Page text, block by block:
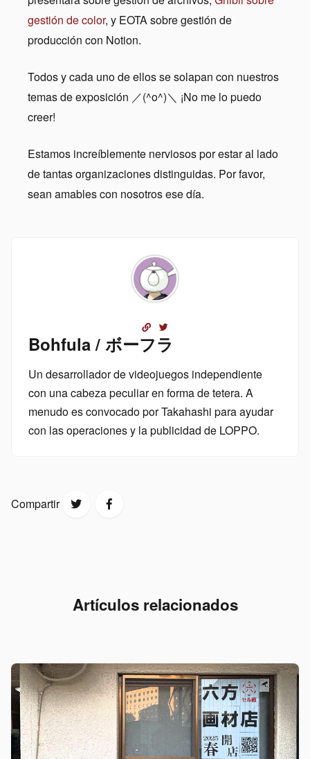
gestión de color, y EOTA sobre gestión de
producción con Notion.
Todos y cada uno de ellos se solapan con nuestros
temas de exposición ／(^o^)＼ ¡No me lo puedo
creer!
Estamos increíblemente nerviosos por estar al lado
de tantas organizaciones distinguidas. Por favor,
sean amables con nosotros ese día.
Bohfula / ボーフラ
Un desarrollador de videojuegos independiente
con una cabeza peculiar en forma de tetera. A
menudo es convocado por Takahashi para ayudar
con las operaciones y la publicidad de LOPPO.
Compartir
Artículos relacionados